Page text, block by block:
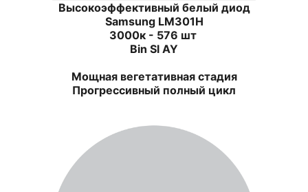
Высокоэффективный белый диод
Samsung LM301H
3000к - 576 шт
Bin Sl AY
Мощная вегетативная стадия
Прогрессивный полный цикл